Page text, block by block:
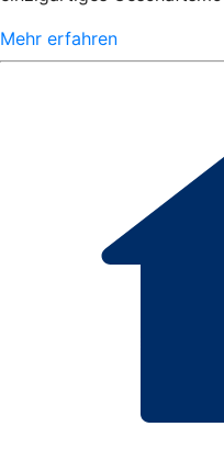
Mehr erfahren